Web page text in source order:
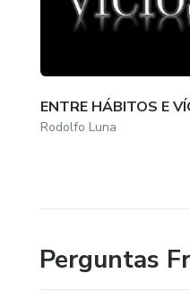
ENTRE HÁBITOS E
Rodolfo Luna
Perguntas